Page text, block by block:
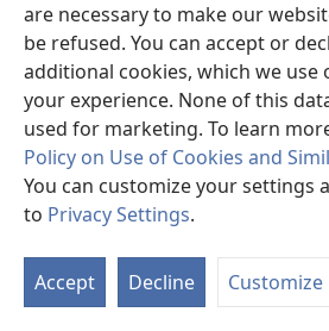
are necessary to make our
be refused. You can accept or
additional cookies, which we use
your experience. None of this
used for marketing. To learn
Policy on Use of Cookies and
You can customize your settings
to Privacy Settings.
Accept Decline Customize
Juda. E Jakoveskoro štarto čhavo
Angleder te merel, o Jakov
taro Juda ka avel jekh mokjno
vladinel zasekogaš. Keda o Isus
avela sine taro e Judaskoro pleme.
isto agjaar vikinela pe sine jekh
pokasno hem o južno carstvo (
7:14).
K